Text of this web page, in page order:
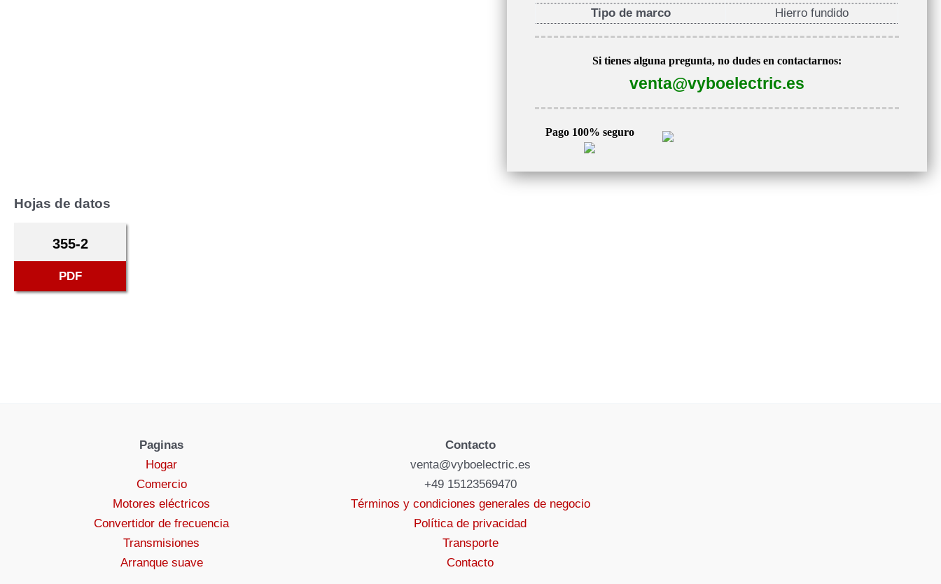
Tipo de marco
Hierro fundido
Si tienes alguna pregunta, no dudes en contactarnos:
venta@vyboelectric.es
Pago 100% seguro
Hojas de datos
355-2
PDF
Paginas
Hogar
Comercio
Motores eléctricos
Convertidor de frecuencia
Transmisiones
Arranque suave
Contacto
venta@vyboelectric.es
+49 15123569470
Términos y condiciones generales de negocio
Política de privacidad
Transporte
Contacto